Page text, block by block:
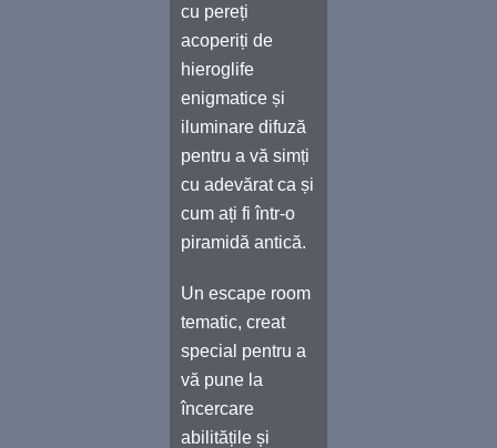
cu pereți
acoperiți de
hieroglife
enigmatice și
iluminare difuză
pentru a vă simți
cu adevărat ca și
cum ați fi într-o
piramidă antică.
Un escape room
tematic, creat
special pentru a
vă pune la
încercare
abilitățile și